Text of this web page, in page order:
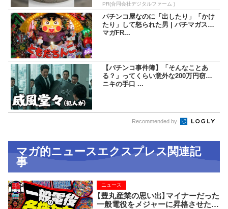
PR(合同会社デジタルファーム )
パチンコ屋なのに「出したり」「かけ
たり」して怒られた男 | パチマガスロ
マガFR...
【パチンコ事件簿】「そんなことあ
る？」ってくらい意外な200万円窃盗
ニキの手口 ...
Recommended by
マガ的ニュースエクスプレス関連記
事
【豊丸産業の思い出】マイナーだった
一般電役をメジャーに昇格させた名
ニュース